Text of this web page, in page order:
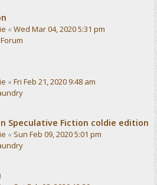
« Wed Mar 04, 2020 5:31 pm
« Fri Feb 21, 2020 9:48 am
Speculative Fiction coldie edition
« Sun Feb 09, 2020 5:01 pm